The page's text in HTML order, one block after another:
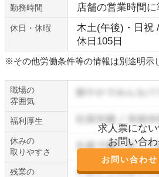
勤務時間 店舗の営業時間に
休日・休暇
木土(午後)・日祝
休日105日
※その他労働条件等の情報は別途明示
職場の
雰囲気
求人票にな
お問い合わ
お問い合わ
福利厚生
休みの
取りやすさ
残業の